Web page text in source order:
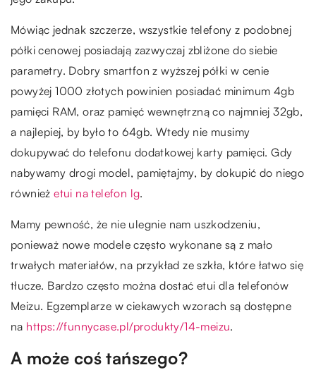
Mówiąc jednak szczerze, wszystkie telefony z podobnej
półki cenowej posiadają zazwyczaj zbliżone do siebie
parametry. Dobry smartfon z wyższej półki w cenie
powyżej 1000 złotych powinien posiadać minimum 4gb
pamięci RAM, oraz pamięć wewnętrzną co najmniej 32gb,
a najlepiej, by było to 64gb. Wtedy nie musimy
dokupywać do telefonu dodatkowej karty pamięci. Gdy
nabywamy drogi model, pamiętajmy, by dokupić do niego
równieżetui na telefon lg.
Mamy pewność, że nie ulegnie nam uszkodzeniu,
ponieważ nowe modele często wykonane są z mało
trwałych materiałów, na przykład ze szkła, które łatwo się
tłucze. Bardzo często można dostać etui dla telefonów
Meizu. Egzemplarze w ciekawych wzorach są dostępne
na https://funnycase.pl/produkty/14-meizu.
A może coś tańszego?